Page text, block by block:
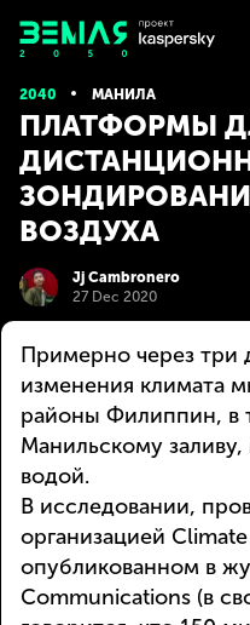
2040 МАНИЛА
ПЛАТФОРМЫ
ВОЗДУХА
Jj Cambronero
27 Dec 2020
Примерно через три
изменения климата
районы Филиппин, в
Манильскому заливу,
водой.
В исследовании,
организацией
опубликованном в
Communications (в